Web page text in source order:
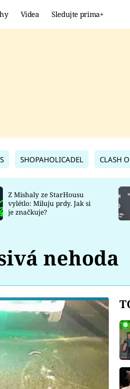
Videa Sledujte prima+
SHOPAHOLICADEL CLASH
Z Mishaly ze StarHousu
vylétlo: Miluju prdy. Jak si
je značkuje?
nehoda